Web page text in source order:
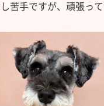
苦手ですが、頑張っ